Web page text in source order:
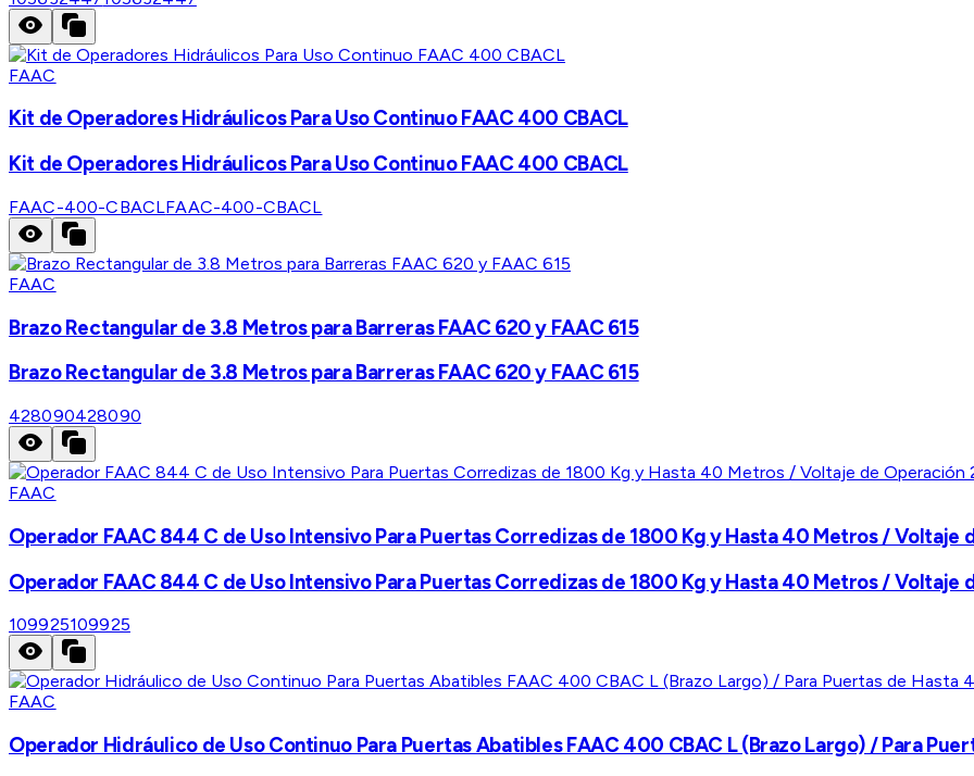
FAAC
Kit de Operadores Hidráulicos Para Uso Continuo FAAC 400 CBACL
Kit de Operadores Hidráulicos Para Uso Continuo FAAC 400 CBACL
FAAC-400-CBACLFAAC-400-CBACL
FAAC
Brazo Rectangular de 3.8 Metros para Barreras FAAC 620 y FAAC 615
Brazo Rectangular de 3.8 Metros para Barreras FAAC 620 y FAAC 615
428090428090
FAAC
Operador FAAC 844 C de Uso Intensivo Para Puertas Corredizas de 1800 Kg y Hasta 40 Metros / Voltaje
Operador FAAC 844 C de Uso Intensivo Para Puertas Corredizas de 1800 Kg y Hasta 40 Metros / Voltaje
109925109925
FAAC
Operador Hidráulico de Uso Continuo Para Puertas Abatibles FAAC 400 CBAC L (Brazo Largo) / Para